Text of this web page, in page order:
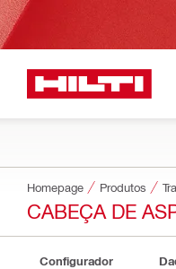
Homepage Produtos
CABEÇA DE
Configurador